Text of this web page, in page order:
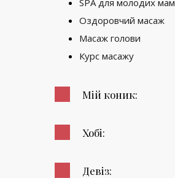
Оздоровчий масаж
Масаж голови
Курс масажу
Мій коник:
Хобі:
Девіз: